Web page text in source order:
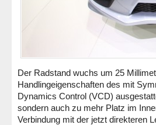
Der Radstand wuchs um 25
Handlingeigenschaften des mit
Dynamics Control (VCD)
sondern auch zu mehr Platz im
Verbindung mit der jetzt direkteren